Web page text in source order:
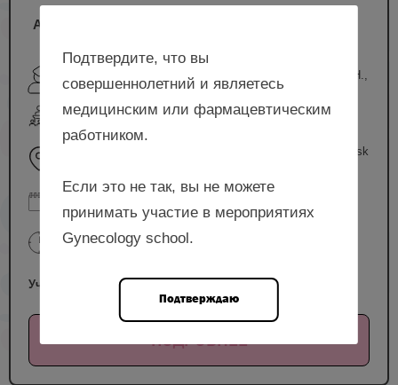
Акушерский практикум, г. Омск
Куклина Л.В., Богданова О.Н., Друк И.В., Деговцов Е.Н.,
Кривчик Г.В. и др.
очный формат
г. Омск, набережная Тухачевского, д. 10, Cosmos Omsk
07:00—15:00 (мск)
10:00—18:00 (местное)
Участие бесплатное
ПОДРОБНЕЕ
Подтвердите, что вы
совершеннолетний и являетесь
медицинским или фармацевтическим
работником.
Если это не так, вы не можете
принимать участие в мероприятиях
Gynecology school.
Подтверждаю